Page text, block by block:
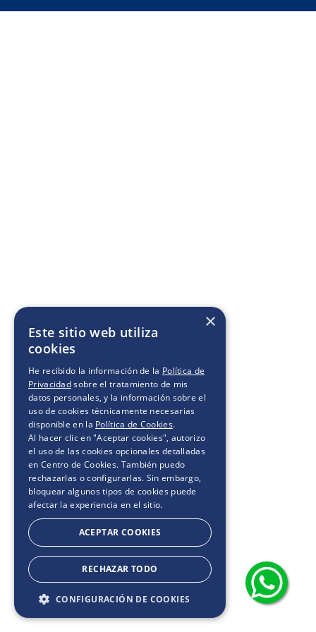
×
Este sitio web utiliza
cookies
He recibido la información de la Política de
Privacidadsobre el tratamiento de mis
datos personales, y la información sobre el
uso de cookies técnicamente necesarias
disponible en la Política de Cookies.
Al hacer clic en "Aceptar cookies", autorizo
el uso de las cookies opcionales detalladas
en Centro de Cookies. También puedo
rechazarlas o configurarlas. Sin embargo,
bloquear algunos tipos de cookies puede
afectar la experiencia en el sitio.
ACEPTAR COOKIES
RECHAZAR TODO
CONFIGURACIÓN DE COOKIES